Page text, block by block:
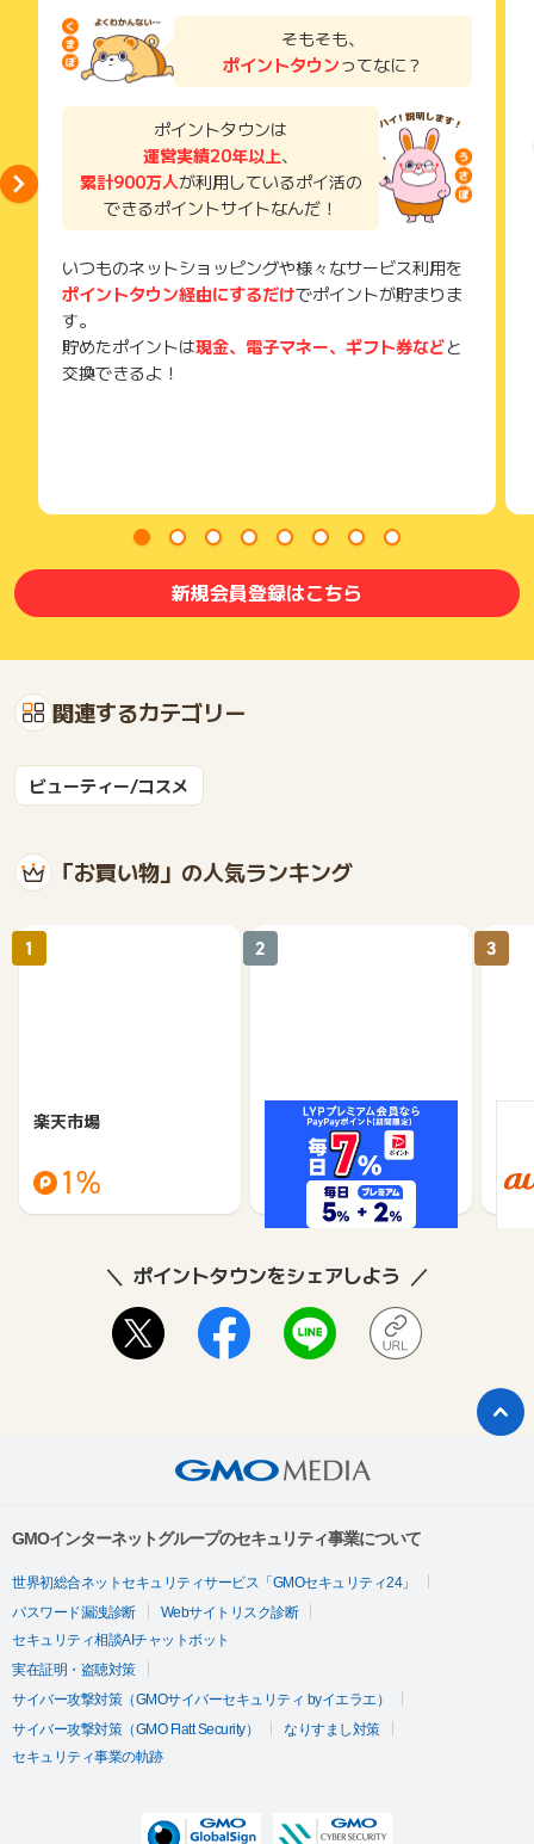
そもそも、
ポイントタウンってなに？
ポイントタウンは
運営実績20年以上、
累計900万人が利用しているポイ活の
できるポイントサイトなんだ！
いつものネットショッピングや様々なサービス利用を
ポイントタウン経由にするだけでポイントが貯まりま
す。
貯めたポイントは現金、電子マネー、ギフト券などと
交換できるよ！
新規会員登録はこちら
関連するカテゴリー
ビューティー/コスメ
「お買い物」の人気ランキング
楽天市場
1%
1
Yahoo!ショッピング
1%
2 3
ポイントタウンをシェアしよう
GMOインターネットグループのセキュリティ事業について
世界初総合ネットセキュリティサービス「GMOセキュリティ24」
パスワード漏洩診断
Webサイトリスク診断
セキュリティ相談AIチャットボット
実在証明・盗聴対策
サイバー攻撃対策（GMOサイバーセキュリティ byイエラエ）
サイバー攻撃対策（GMO Flatt Security）
なりすまし対策
セキュリティ事業の軌跡